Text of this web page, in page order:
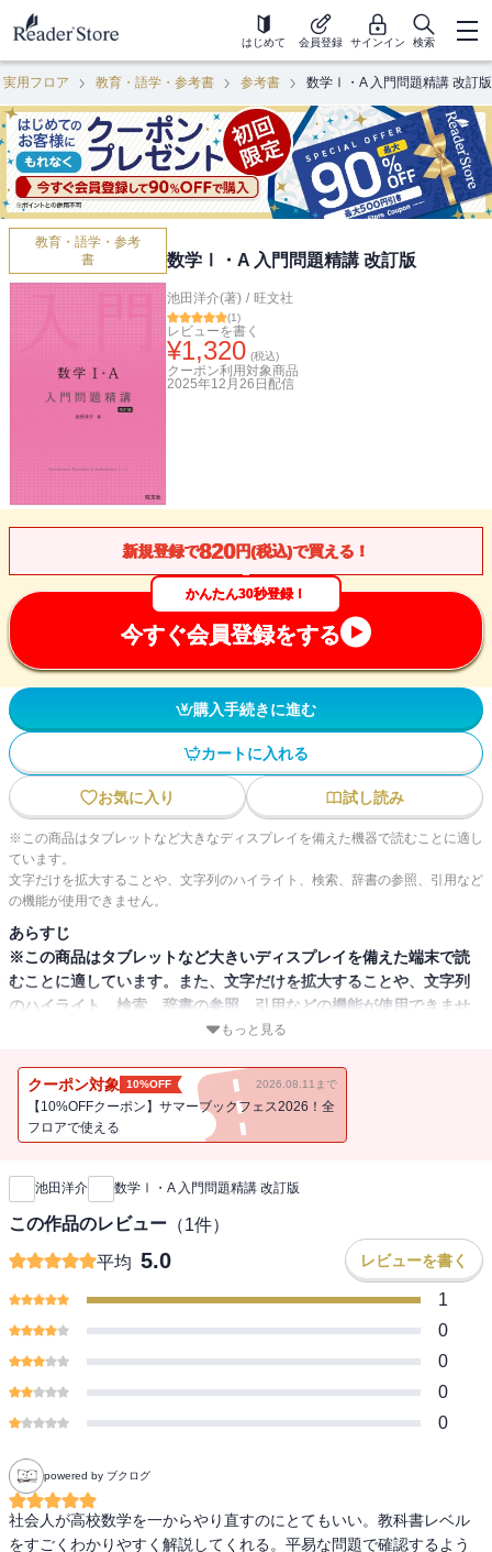
はじめて 会員登録 サインイン 検索
用フロア 教育・語学・参考書 参考書 数学Ⅰ・A 入門問題精講 改訂版
教育・語学・参考
書
数学Ⅰ・A 入門問題精講 改訂版
池田洋介(著) / 旺文社
(1)
レビューを書く
¥1,320 (税込)
クーポン利用対象商品
2025年12月26日 配信
新規登録で820円(税込)で買える！
かんたん30秒登録！
今すぐ会員登録をする
購入手続きに進む
カートに入れる
お気に入り 試し読み
※この商品はタブレットなど大きなディスプレイを備えた機器で読むことに適し
ています。
文字だけを拡大することや、文字列のハイライト、検索、辞書の参照、引用など
の機能が使用できません。
あらすじ
※この商品はタブレットなど大きいディスプレイを備えた端末で読
むことに適しています。また、文字だけを拡大することや、文字列
のハイライト、検索、辞書の参照、引用などの機能が使用できませ
【2022年4月からの新学習指導要領対応商品（2022年4月以降に入学
した高校生が対象です）】
＜本書の特長＞
1.いきなり例題を解くのではなく、考え方、公式などを「講義」で丁
本講義により例題の理解がスムーズになります。
数学の考え方から解説しているので受験対策の最初の本として最適
3.つまずきやすいところや、間違いやすい事柄に対しては注意やコメ
ントを入れているので学習しやすくなっています。
もっと見る
クーポン対象 10%OFF 2026.08.11まで
【10%OFFクーポン】サマーブックフェス2026！全
フロアで使える
新刊通知
池田洋介 数学Ⅰ・A 入門問題精講 改訂版
この作品のレビュー （1件）
平均 5.0 レビューを書く
1
0
0
0
0
powered by ブクログ
社会人が高校数学を一からやり直すのにとてもいい。教科書レベル
をすごくわかりやすく解説してくれる。平易な問題で確認するよう